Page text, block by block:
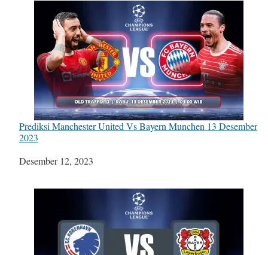
Prediksi Manchester United Vs Bayern Munchen 13 Desember
2023
Tanggal
Desember 12, 2023